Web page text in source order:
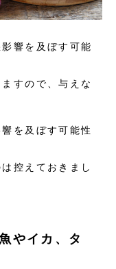
響を及ぼす可能
すので、与えな
を及ぼす可能性
控えておきまし
やイカ、タ